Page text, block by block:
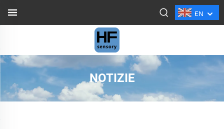
EN
NOTIZIE